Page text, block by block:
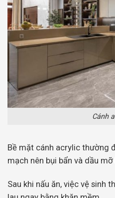
Cánh
Bề mặt cánh acrylic thường
mạch nên bụi bẩn và dầu
Sau khi nấu ăn, việc vệ sinh